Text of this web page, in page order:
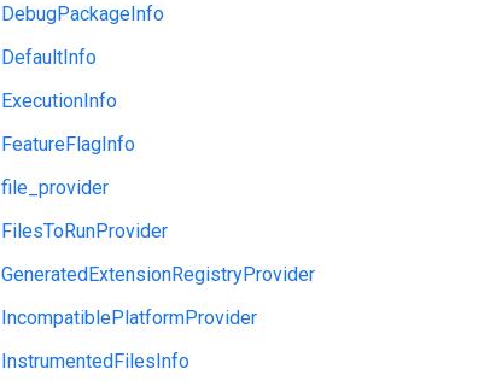
DebugPackageInfo
DefaultInfo
ExecutionInfo
FeatureFlagInfo
file_provider
FilesToRunProvider
GeneratedExtensionRegistryProvider
IncompatiblePlatformProvider
InstrumentedFilesInfo